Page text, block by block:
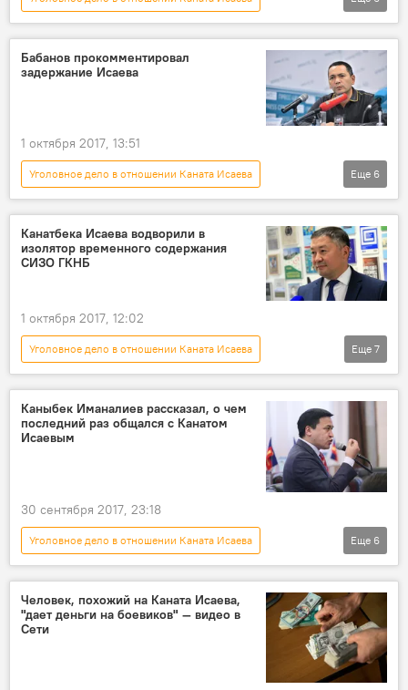
Политика
Новости
Кыргызстан
Алмазбек Атамбаев
Совет безопасности
выборы
Бабанов прокомментировал
задержание Исаева
1 октября 2017, 13:51
Уголовное дело в отношении Каната Исаева
Политика
Новости
Кыргызстан
Омурбек Бабанов
Канат Исаев
Еще 6
Канатбека Исаева водворили в
изолятор временного содержания
СИЗО ГКНБ
1 октября 2017, 12:02
Уголовное дело в отношении Каната Исаева
Политика
Новости
Кыргызстан
Происшествия
ГКНБ
задержание
Канат Исаев
Еще 7
Каныбек Иманалиев рассказал, о чем
последний раз общался с Канатом
Исаевым
30 сентября 2017, 23:18
Уголовное дело в отношении Каната Исаева
Политика
Новости
Кыргызстан
Каныбек Иманалиев
Канат Исаев
видео
Еще 6
Человек, похожий на Каната Исаева,
"дает деньги на боевиков" — видео в
Сети